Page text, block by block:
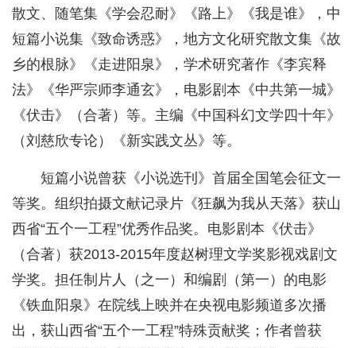
散文、随笔集《学会忍耐》《路上》《我是谁》，中
短篇小说集《致命诱惑》，地方文化研究散文集《故
乡的根脉》《走进阳泉》，学术研究著作《李宾释
法》《华严宗师李通玄》，电影剧本《中共第一城》
《伏击》（合著）等。主编《中国科幻文学四十年》
（刘慈欣专论）《新实践文丛》等。
短篇小说曾获《小说选刊》首届全国笔会征文一
等奖。组织拍摄文献记录片《狂飙为我从天落》获山
西省“五个一工程”优秀作品奖。电影剧本《伏击》
（合著）获2013-2015年度赵树理文学奖影视戏剧文
学奖。担任制片人（之一）和编剧（第一）的电影
《铁血阳泉》在院线上映并在央视电影频道多次播
出，获山西省“五个一工程”特殊贡献奖；作者曾获